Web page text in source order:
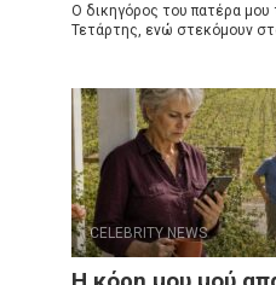
Ο δικηγόρος του πατέρα
Τετάρτης, ενώ στεκόμουν
CELEBRITY NEWS